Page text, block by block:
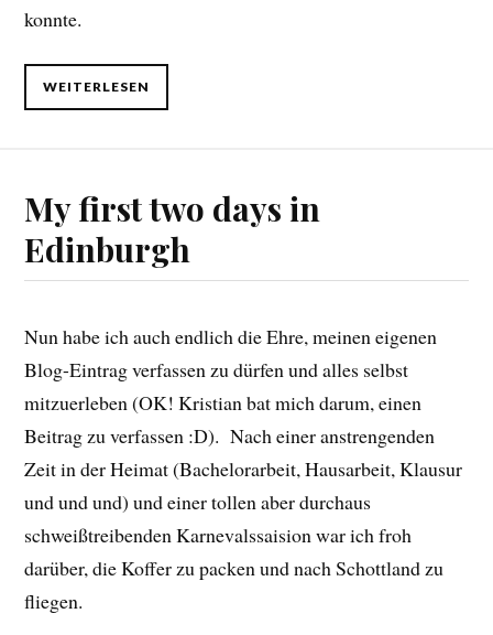
konnte.
WEITERLESEN
My first two days in
Edinburgh
Nun habe ich auch endlich die Ehre, meinen eigenen
Blog-Eintrag verfassen zu dürfen und alles selbst
mitzuerleben (OK! Kristian bat mich darum, einen
Beitrag zu verfassen :D). Nach einer anstrengenden
Zeit in der Heimat (Bachelorarbeit, Hausarbeit, Klausur
und und und) und einer tollen aber durchaus
schweißtreibenden Karnevalssaision war ich froh
darüber, die Koffer zu packen und nach Schottland zu
fliegen.